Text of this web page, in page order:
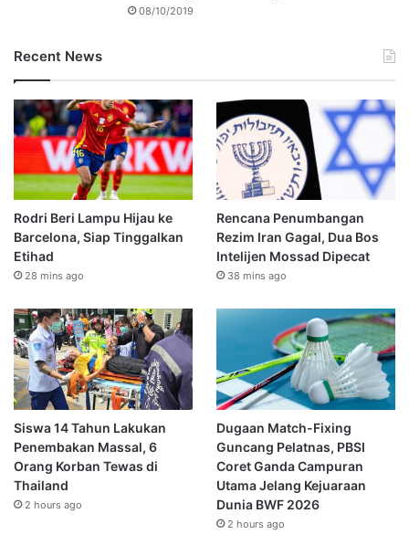
08/10/2019
Recent News
Rodri Beri Lampu Hijau ke
Barcelona, Siap Tinggalkan
Etihad
28 mins ago
Rencana Penumbangan
Rezim Iran Gagal, Dua Bos
Intelijen Mossad Dipecat
38 mins ago
Siswa 14 Tahun Lakukan
Penembakan Massal, 6
Orang Korban Tewas di
Thailand
2 hours ago
Dugaan Match-Fixing
Guncang Pelatnas, PBSI
Coret Ganda Campuran
Utama Jelang Kejuaraan
Dunia BWF 2026
2 hours ago